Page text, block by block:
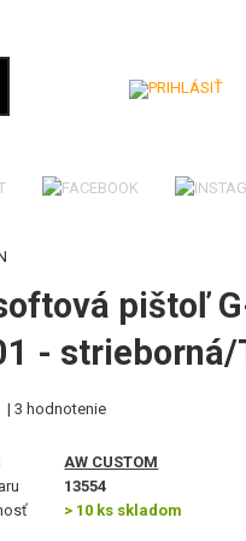
pištoľ
- strieborná/
| 3 hodnotenie
AW CUSTOM
13554
> 10 ks skladom